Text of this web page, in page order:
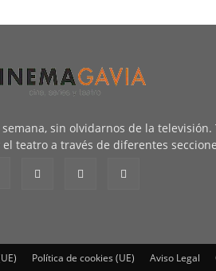
sin olvidarnos de la
teatro a través de diferentes
Política de cookies (UE) Aviso Legal